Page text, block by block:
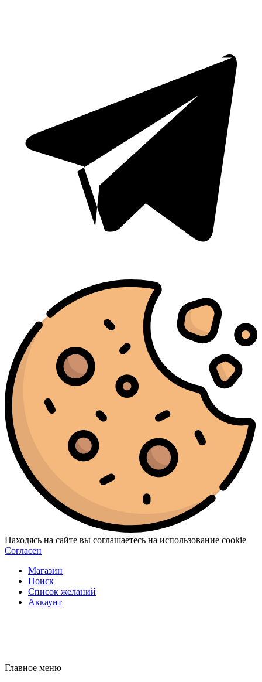
Находясь на сайте вы соглашаетесь на использование cookie
Согласен
Магазин
Поиск
Список желаний
Аккаунт
Главное меню